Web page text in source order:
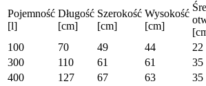
Pojemność
[l]
Długość
[cm]
Szerokość
[cm]
Wysokość
[cm]
100
70 49 44 22
300
110 61 61 35
400
127 67 63 35